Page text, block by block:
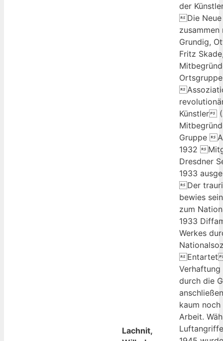
Lachnit,
der
Die
zusammen
Grundig,
Fritz
Künstler
Gruppe
1932
Dresdner
1933
Der
bewies
zum
1933
Werkes
Entartet
Verhaftung
durch die
kaum
Arbeit.